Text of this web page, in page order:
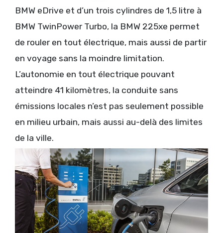
BMW eDrive et d’un trois cylindres de 1,5 litre à
BMW TwinPower Turbo, la BMW 225xe permet
de rouler en tout électrique, mais aussi de partir
en voyage sans la moindre limitation.
L’autonomie en tout électrique pouvant
atteindre 41 kilomètres, la conduite sans
émissions locales n’est pas seulement possible
en milieu urbain, mais aussi au-delà des limites
de la ville.